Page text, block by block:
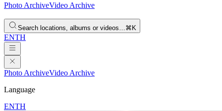
Photo ArchiveVideo Archive
Search locations, albums or videos…⌘K
ENTH
Photo ArchiveVideo Archive
Language
ENTH